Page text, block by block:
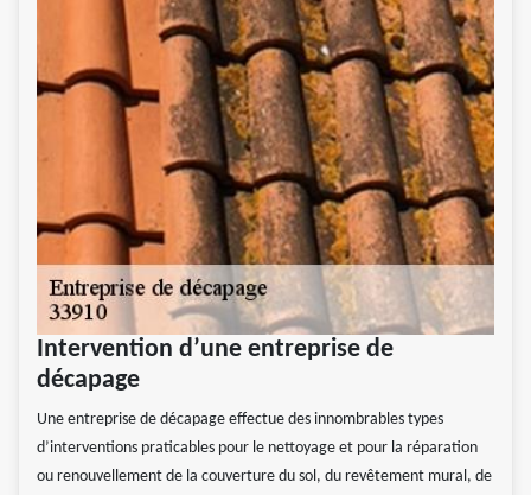
Intervention d’une entreprise de
décapage
Une entreprise de décapage effectue des innombrables types
d’interventions praticables pour le nettoyage et pour la réparation
ou renouvellement de la couverture du sol, du revêtement mural, de